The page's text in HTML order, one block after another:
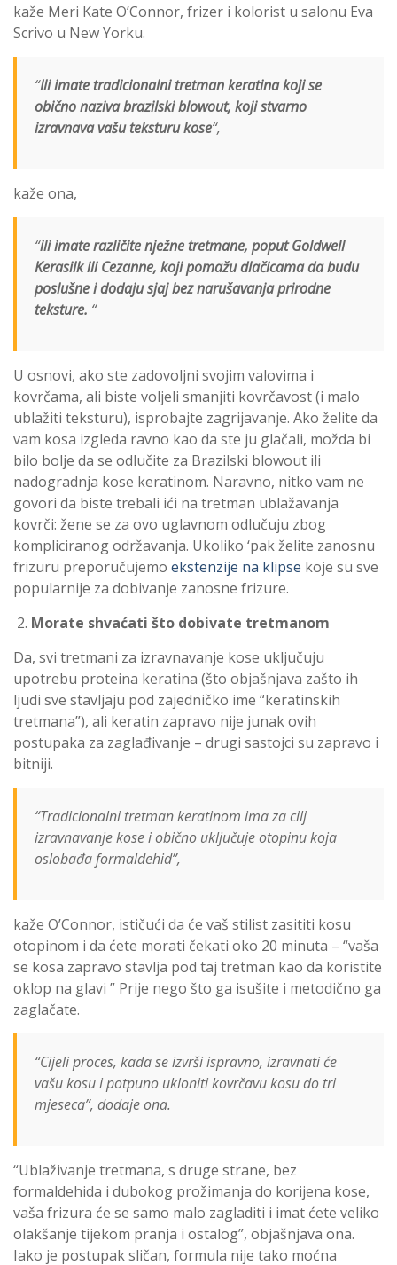
kaže Meri Kate O’Connor, frizer i kolorist u salonu Eva
Scrivo u New Yorku.
“Ili imate tradicionalni tretman keratina koji se
obično naziva brazilski blowout, koji stvarno
izravnava vašu teksturu kose“,
kaže ona,
“ili imate različite nježne tretmane, poput Goldwell
Kerasilk ili Cezanne, koji pomažu dlačicama da budu
poslušne i dodaju sjaj bez narušavanja prirodne
teksture. “
U osnovi, ako ste zadovoljni svojim valovima i
kovrčama, ali biste voljeli smanjiti kovrčavost (i malo
ublažiti teksturu), isprobajte zagrijavanje. Ako želite da
vam kosa izgleda ravno kao da ste ju glačali, možda bi
bilo bolje da se odlučite za Brazilski blowout ili
nadogradnja kose keratinom. Naravno, nitko vam ne
govori da biste trebali ići na tretman ublažavanja
kovrči: žene se za ovo uglavnom odlučuju zbog
kompliciranog održavanja. Ukoliko ‘pak želite zanosnu
frizuru preporučujemo ekstenzije na klipse koje su sve
popularnije za dobivanje zanosne frizure.
Morate shvaćati što dobivate tretmanom
Da, svi tretmani za izravnavanje kose uključuju
upotrebu proteina keratina (što objašnjava zašto ih
ljudi sve stavljaju pod zajedničko ime “keratinskih
tretmana”), ali keratin zapravo nije junak ovih
postupaka za zaglađivanje – drugi sastojci su zapravo i
bitniji.
“Tradicionalni tretman keratinom ima za cilj
izravnavanje kose i obično uključuje otopinu koja
oslobađa formaldehid”,
kaže O’Connor, ističući da će vaš stilist zasititi kosu
otopinom i da ćete morati čekati oko 20 minuta – “vaša
se kosa zapravo stavlja pod taj tretman kao da koristite
oklop na glavi ” Prije nego što ga isušite i metodično ga
zaglačate.
“Cijeli proces, kada se izvrši ispravno, izravnati će
vašu kosu i potpuno ukloniti kovrčavu kosu do tri
mjeseca”, dodaje ona.
“Ublaživanje tretmana, s druge strane, bez
formaldehida i dubokog prožimanja do korijena kose,
vaša frizura će se samo malo zagladiti i imat ćete veliko
olakšanje tijekom pranja i ostalog”, objašnjava ona.
Iako je postupak sličan, formula nije tako moćna